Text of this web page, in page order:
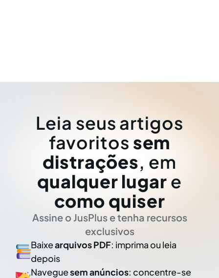
Leia seus artigos
favoritos sem
distrações, em
qualquer lugar e
como quiser
Assine o JusPlus e tenha recursos
exclusivos
Baixearquivos PDF: imprima ou leia
depois
Naveguesem anúncios: concentre-se